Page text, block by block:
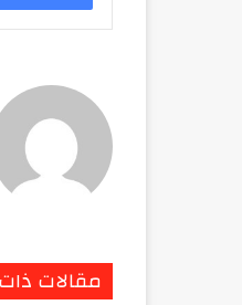
مقالات